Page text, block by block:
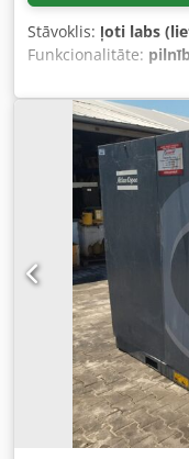
Stāvoklis: ļoti labs
Funkcionalitāte:
GA22VSDFF skrūvju
un gaisa žāvētāju,
m3/min; 22 kW
ražošanas gads:
Apozmt Huo Eea
PVN). Kompresors
lietošanai, ir spēkā
saite uz video.